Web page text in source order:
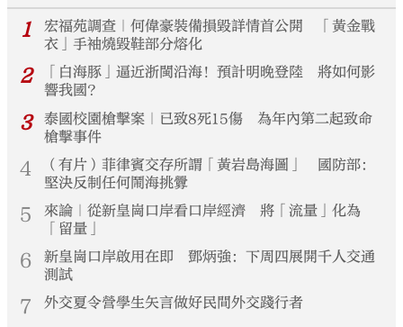
1
宏福苑調查｜何偉豪裝備損毀詳情首公開 「黃金戰
衣」手袖燒毀鞋部分熔化
2
「白海豚」逼近浙閩沿海！預計明晚登陸 將如何影
響我國？
3
泰國校園槍擊案｜已致8死15傷 為年內第二起致命
槍擊事件
4
（有片）菲律賓交存所謂「黃岩島海圖」 國防部：
堅決反制任何鬧海挑釁
5
來論｜從新皇崗口岸看口岸經濟 將「流量」化為
「留量」
6
新皇崗口岸啟用在即 鄧炳強：下周四展開千人交通
測試
7 外交夏令營學生矢言做好民間外交踐行者